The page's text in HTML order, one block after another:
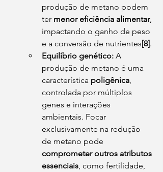
produção de metano podem
ter menor eficiência alimentar,
impactando o ganho de peso
e a conversão de nutrientes[8].
Equilíbrio genético: A
produção de metano é uma
característica poligênica,
controlada por múltiplos
genes e interações
ambientais. Focar
exclusivamente na redução
de metano pode
comprometer outros atributos
essenciais, como fertilidade,